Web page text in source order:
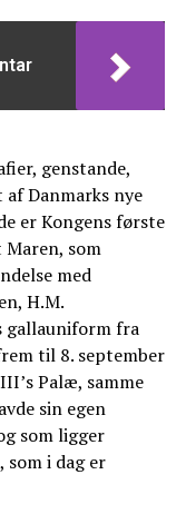
genstande,
Danmarks nye
er Kongens første
som
med
H.M.
gallauniform fra
til 8. september
Palæ, samme
sin egen
som ligger
i dag er